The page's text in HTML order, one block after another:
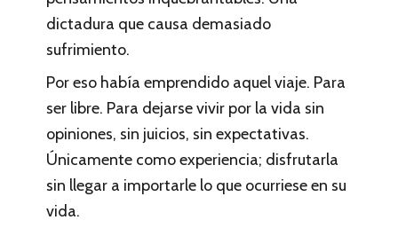
dictadura que causa demasiado
sufrimiento.
Por eso había emprendido aquel viaje. Para
ser libre. Para dejarse vivir por la vida sin
opiniones, sin juicios, sin expectativas.
Únicamente como experiencia; disfrutarla
sin llegar a importarle lo que ocurriese en su
vida.